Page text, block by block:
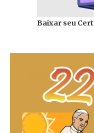
Baixar seu